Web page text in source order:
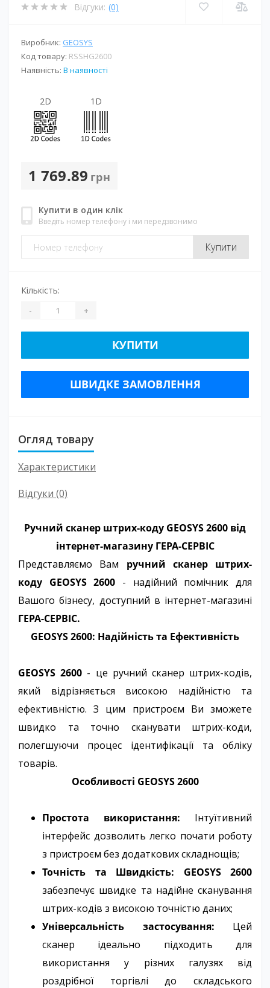
Відгуки: (0)
Виробник: GEOSYS
Код товару: RSSHG2600
Наявність: В наявності
2D 1D
1 769.89 грн
Купити в один клік
Введіть номер телефону і ми передзвонимо
Купити
Кількість:
- +
КУПИТИ
ШВИДКЕ ЗАМОВЛЕННЯ
Огляд товару
Характеристики
Відгуки (0)
Ручний сканер штрих-коду GEOSYS 2600 від
інтернет-магазину ГЕРА-СЕРВІС
Представляємо Вам ручний сканер штрих-
коду GEOSYS 2600 - надійний помічник для
Вашого бізнесу, доступний в інтернет-магазині
ГЕРА-СЕРВІС.
GEOSYS 2600: Надійність та Ефективність
GEOSYS 2600 - це ручний сканер штрих-кодів,
який відрізняється високою надійністю та
ефективністю. З цим пристроєм Ви зможете
швидко та точно сканувати штрих-коди,
полегшуючи процес ідентифікації та обліку
товарів.
Особливості GEOSYS 2600
Простота використання: Інтуїтивний
інтерфейс дозволить легко почати роботу
з пристроєм без додаткових складнощів;
Точність та Швидкість: GEOSYS 2600
забезпечує швидке та надійне сканування
штрих-кодів з високою точністю даних;
Універсальність застосування: Цей
сканер ідеально підходить для
використання у різних галузях від
роздрібної торгівлі до складського